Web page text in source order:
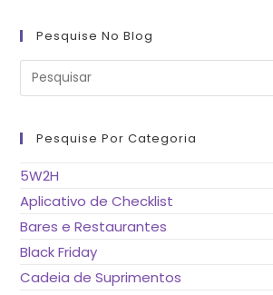
Pesquise No Blog
Pesquise Por Categoria
5W2H
Aplicativo de Checklist
Bares e Restaurantes
Black Friday
Cadeia de Suprimentos